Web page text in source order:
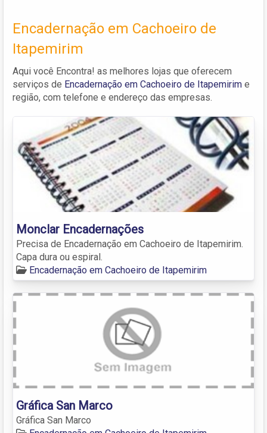
Encadernação em Cachoeiro de
Itapemirim
Aqui você Encontra! as melhores lojas que oferecem
serviços de Encadernação em Cachoeiro de Itapemirim e
região, com telefone e endereço das empresas.
Monclar Encadernações
Precisa de Encadernação em Cachoeiro de Itapemirim.
Capa dura ou espiral.
Encadernação em Cachoeiro de Itapemirim
Gráfica San Marco
Gráfica San Marco